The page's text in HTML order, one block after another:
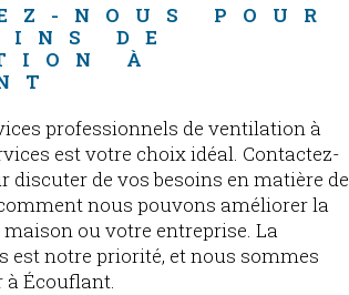
NOUS POUR
DE
À
professionnels de ventilation à
est votre choix idéal. Contactez-
discuter de vos besoins en matière de
nous pouvons améliorer la
ou votre entreprise. La
est notre priorité, et nous sommes
Écouflant.